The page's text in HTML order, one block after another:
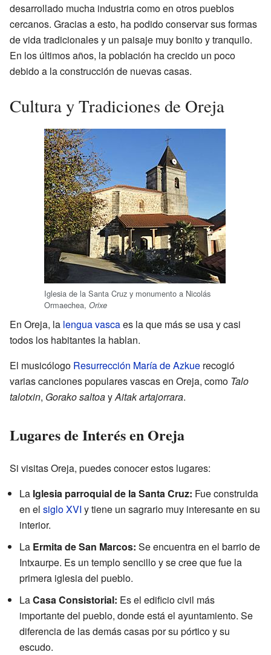
desarrollado mucha industria como en otros pueblos
cercanos. Gracias a esto, ha podido conservar sus formas
de vida tradicionales y un paisaje muy bonito y tranquilo.
En los últimos años, la población ha crecido un poco
debido a la construcción de nuevas casas.
Cultura y Tradiciones de Oreja
Iglesia de la Santa Cruz y monumento a Nicolás
Ormaechea, Orixe
En Oreja, la lengua vascaes la que más se usa y casi
todos los habitantes la hablan.
El musicólogo Resurrección María de Azkue recogió
varias canciones populares vascas en Oreja, como Talo
talotxin, Gorako saltoayAitak artajorrara.
Lugares de Interés en Oreja
Si visitas Oreja, puedes conocer estos lugares:
La Iglesia parroquial de la Santa Cruz: Fue construida
en el siglo XVI y tiene un sagrario muy interesante en su
interior.
La Ermita de San Marcos: Se encuentra en el barrio de
Intxaurpe. Es un templo sencillo y se cree que fue la
primera iglesia del pueblo.
LaCasa Consistorial: Es el edificio civil más
importante del pueblo, donde está el ayuntamiento. Se
diferencia de las demás casas por su pórtico y su
escudo.